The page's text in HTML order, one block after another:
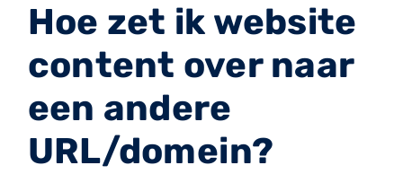
Hoe zet ik website
content over naar
een andere
URL/domein?